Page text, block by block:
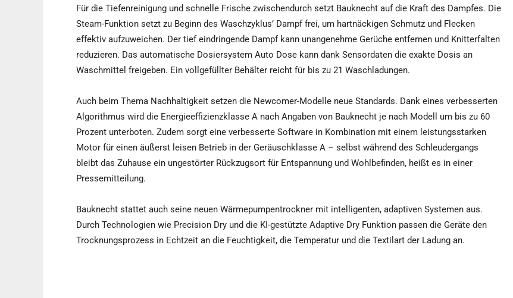
Für die Tiefenreinigung und schnelle Frische zwischendurch setzt Bauknecht auf die Kraft des Dampfes. Die
Steam-Funktion setzt zu Beginn des Waschzyklus’ Dampf frei, um hartnäckigen Schmutz und Flecken
effektiv aufzuweichen. Der tief eindringende Dampf kann unangenehme Gerüche entfernen und Knitterfalten
reduzieren. Das automatische Dosiersystem Auto Dose kann dank Sensordaten die exakte Dosis an
Waschmittel freigeben. Ein vollgefüllter Behälter reicht für bis zu 21 Waschladungen.
Auch beim Thema Nachhaltigkeit setzen die Newcomer-Modelle neue Standards. Dank eines verbesserten
Algorithmus wird die Energieeffizienzklasse A nach Angaben von Bauknecht je nach Modell um bis zu 60
Prozent unterboten. Zudem sorgt eine verbesserte Software in Kombination mit einem leistungsstarken
Motor für einen äußerst leisen Betrieb in der Geräuschklasse A – selbst während des Schleudergangs
bleibt das Zuhause ein ungestörter Rückzugsort für Entspannung und Wohlbefinden, heißt es in einer
Pressemitteilung.
Bauknecht stattet auch seine neuen Wärmepumpentrockner mit intelligenten, adaptiven Systemen aus.
Durch Technologien wie Precision Dry und die KI-gestützte Adaptive Dry Funktion passen die Geräte den
Trocknungsprozess in Echtzeit an die Feuchtigkeit, die Temperatur und die Textilart der Ladung an.